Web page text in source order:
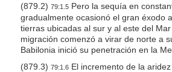
(879.2) 79:1.5Pero la sequía en
gradualmente ocasionó el gran éxodo
tierras ubicadas al sur y al este del
migración comenzó a virar de norte a
Babilonia inició su penetración en la
(879.3) 79:1.6El incremento de la aridez